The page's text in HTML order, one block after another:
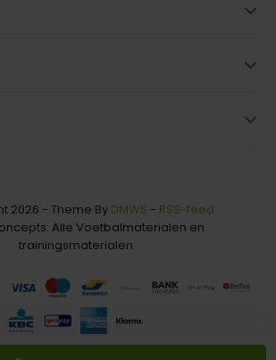
2026 - Theme By DMWS - RSS-feed
Alle Voetbalmaterialen en
trainingsmaterialen